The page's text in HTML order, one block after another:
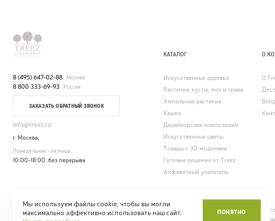
8 (495) 647-02-88 Москва
8 800 333-69-93 Россия
ЗАКАЗАТЬ ОБРАТНЫЙ ЗВОНОК
info@treez.ru
г. Москва,
Понедельник - пятница
10:00-18:00, без перерыва
КАТАЛОГ
Искусственные деревья
Растения, кусты, мох и трава
Ампельные растения
Кашпо
Дизайнерские композиции
Искусственные цветы
Товары с 3D-моделями
Готовые решения от Treez
Алфавитный указатель
О
О
© Treez Collection.
Искусственные цветы и деревья. 2005—2026
Карта сайта Положение о защите
Мы используем файлы cookie, чтобы вы могли
максимально эффективно использовать наш сайт.
ПОНЯТНО